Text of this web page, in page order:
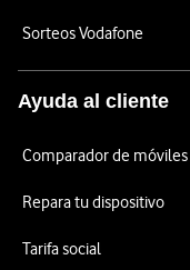
Sorteos Vodafone
Ayuda al cliente
Comparador de móviles
Repara tu dispositivo
Tarifa social